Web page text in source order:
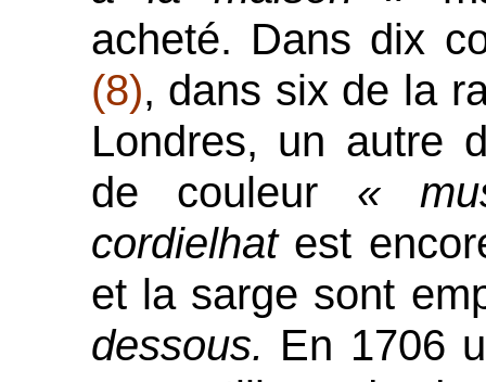
acheté. Dans dix
(8), dans six de la
Londres, un autre
de couleur «
cordielhat est
et la sarge sont
dessous. En 1706